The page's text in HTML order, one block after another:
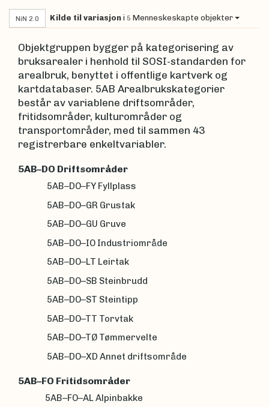
NiN 2.0 Kilde til variasjon i 5 Menneskeskapte objekter
Objektgruppen bygger på kategorisering av
bruksarealer i henhold til SOSI-standarden for
arealbruk, benyttet i offentlige kartverk og
kartdatabaser. 5AB Arealbrukskategorier
består av variablene driftsområder,
fritidsområder, kulturområder og
transportområder, med til sammen 43
registrerbare enkeltvariabler.
5AB–DO Driftsområder
5AB–DO–FY Fyllplass
5AB–DO–GR Grustak
5AB–DO–GU Gruve
5AB–DO–IO Industriområde
5AB–DO–LT Leirtak
5AB–DO–SB Steinbrudd
5AB–DO–ST Steintipp
5AB–DO–TT Torvtak
5AB–DO–TØ Tømmervelte
5AB–DO–XD Annet driftsområde
5AB–FO Fritidsområder
5AB–FO–AL Alpinbakke